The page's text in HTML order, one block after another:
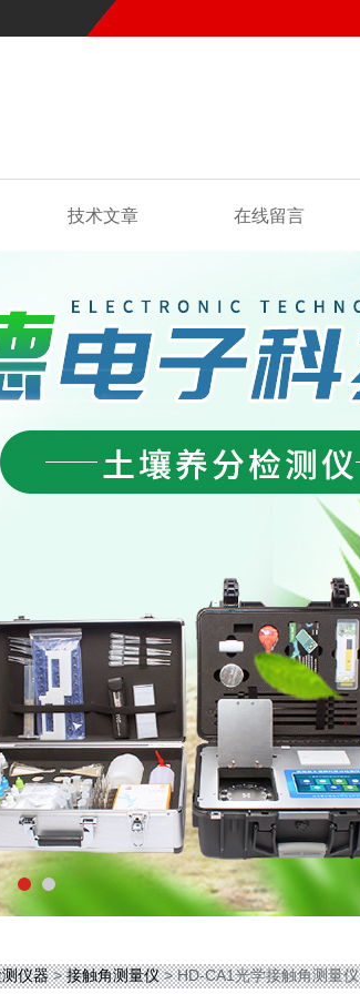
技术文章 在线留言
仪器>接触角测量仪> HD-CA1光学接触角测量仪